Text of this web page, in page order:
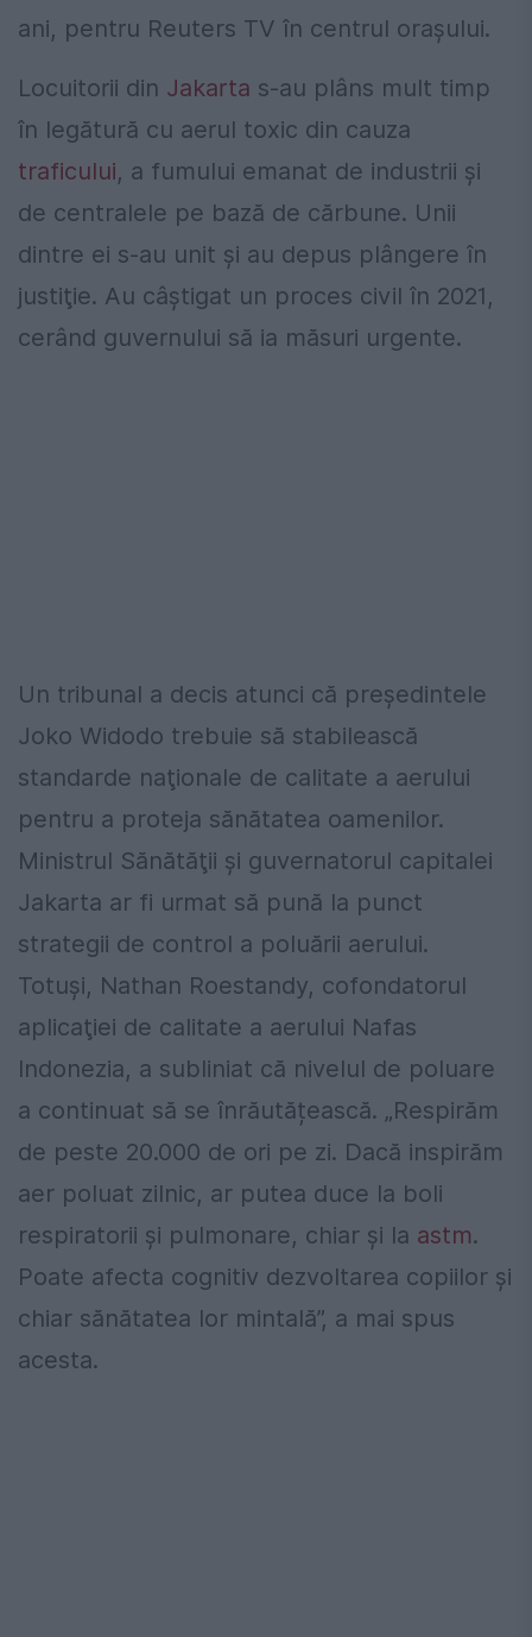
ani, pentru Reuters TV în centrul oraşului.
Locuitorii din Jakarta s-au plâns mult timp
în legătură cu aerul toxic din cauza
traficului, a fumului emanat de industrii şi
de centralele pe bază de cărbune. Unii
dintre ei s-au unit și au depus plângere în
justiţie. Au câştigat un proces civil în 2021,
cerând guvernului să ia măsuri urgente.
Un tribunal a decis atunci că preşedintele
Joko Widodo trebuie să stabilească
standarde naţionale de calitate a aerului
pentru a proteja sănătatea oamenilor.
Ministrul Sănătăţii şi guvernatorul capitalei
Jakarta ar fi urmat să pună la punct
strategii de control a poluării aerului.
Totuși, Nathan Roestandy, cofondatorul
aplicaţiei de calitate a aerului Nafas
Indonezia, a subliniat că nivelul de poluare
a continuat să se înrăutățească. „Respirăm
de peste 20.000 de ori pe zi. Dacă inspirăm
aer poluat zilnic, ar putea duce la boli
respiratorii şi pulmonare, chiar şi la astm.
Poate afecta cognitiv dezvoltarea copiilor şi
chiar sănătatea lor mintală”, a mai spus
acesta.